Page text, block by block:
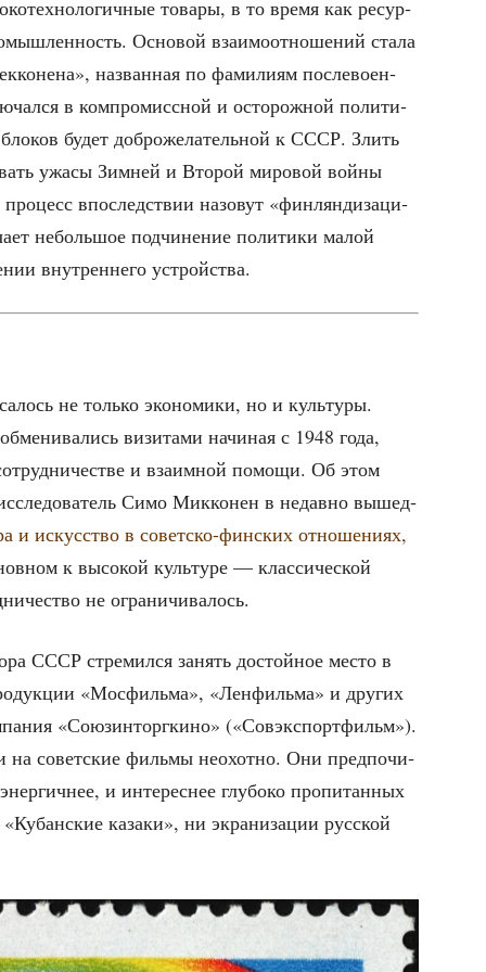
това­ры, в то вре­мя как ресур­
Осно­вой вза­и­мо­от­но­ше­ний ста­ла
назван­ная по фами­ли­ям после­во­ен­
в ком­про­мисс­ной и осто­рож­ной поли­ти­
будет доб­ро­же­ла­тель­ной к СССР. Злить
ужа­сы Зим­ней и Вто­рой миро­вой вой­ны
впо­след­ствии назо­вут «фин­лян­ди­за­ци­
неболь­шое под­чи­не­ние поли­ти­ки малой
внут­рен­не­го устройства.
не толь­ко эко­но­ми­ки, но и куль­ту­ры.
визи­та­ми начи­ная с 1948 года,
и вза­им­ной помо­щи. Об этом
Симо Мик­ко­нен в недав­но вышед­
и искус­ство в совет­ско-фин­ских отно­ше­ни­ях,
к высо­кой куль­ту­ре — клас­си­че­ской
не ограничивалось.
СССР стре­мил­ся занять достой­ное место в
«Мос­филь­ма», «Лен­филь­ма» и дру­гих
«Сою­з­ин­торг­ки­но» («Совэкс­порт­фильм»).
на совет­ские филь­мы неохот­но. Они пред­по­чи­
и инте­рес­нее глу­бо­ко про­пи­тан­ных
каза­ки», ни экра­ни­за­ции рус­ской